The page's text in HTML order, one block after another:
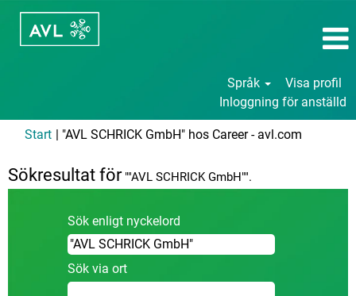
Språk
Visa profil
Inloggning för anställd
Start | "AVL SCHRICK GmbH" hos Career - avl.com
Sökresultat för""AVL SCHRICK GmbH"".
Sök enligt nyckelord
Sök via ort